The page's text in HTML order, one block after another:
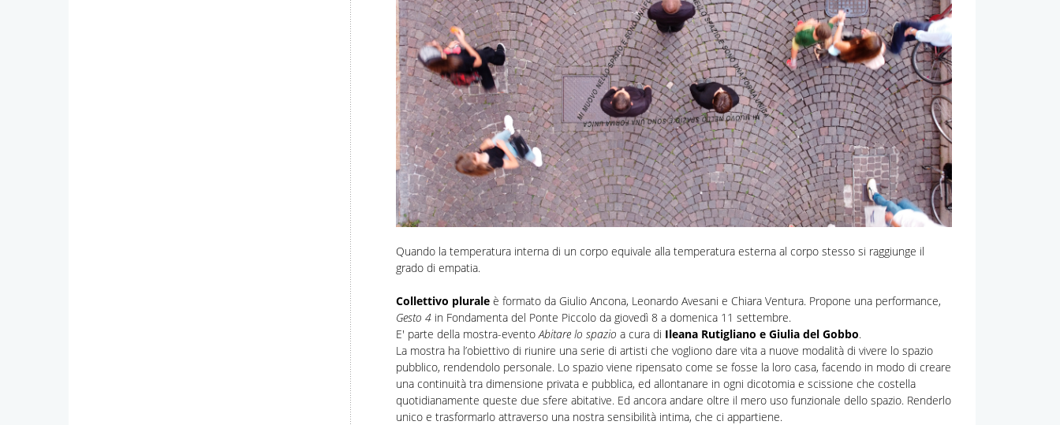
Quando la temperatura interna di un corpo equivale alla temperatura esterna al corpo stesso si raggiunge il
grado di empatia.
Collettivo pluraleè formato da Giulio Ancona, Leonardo Avesani e Chiara Ventura. Propone una performance,
Gesto 4in Fondamenta del Ponte Piccolo da giovedì 8 a domenica 11 settembre.
E' parte della mostra-evento Abitare lo spazio a cura di Ileana Rutigliano e Giulia del Gobbo.
La mostra ha l’obiettivo di riunire una serie di artisti che vogliono dare vita a nuove modalità di vivere lo spazio
pubblico, rendendolo personale. Lo spazio viene ripensato come se fosse la loro casa, facendo in modo di creare
una continuità tra dimensione privata e pubblica, ed allontanare in ogni dicotomia e scissione che costella
quotidianamente queste due sfere abitative. Ed ancora andare oltre il mero uso funzionale dello spazio. Renderlo
unico e trasformarlo attraverso una nostra sensibilità intima, che ci appartiene.